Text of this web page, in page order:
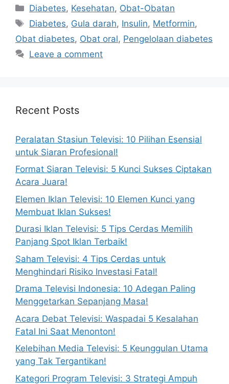
Categories
Diabetes, Kesehatan, Obat-Obatan
Tags
Diabetes, Gula darah, Insulin, Metformin,
Obat diabetes, Obat oral, Pengelolaan diabetes
Leave a comment
Recent Posts
Peralatan Stasiun Televisi: 10 Pilihan Esensial
untuk Siaran Profesional!
Format Siaran Televisi: 5 Kunci Sukses Ciptakan
Acara Juara!
Elemen Iklan Televisi: 10 Elemen Kunci yang
Membuat Iklan Sukses!
Durasi Iklan Televisi: 5 Tips Cerdas Memilih
Panjang Spot Iklan Terbaik!
Saham Televisi: 4 Tips Cerdas untuk
Menghindari Risiko Investasi Fatal!
Drama Televisi Indonesia: 10 Adegan Paling
Menggetarkan Sepanjang Masa!
Acara Debat Televisi: Waspadai 5 Kesalahan
Fatal Ini Saat Menonton!
Kelebihan Media Televisi: 5 Keunggulan Utama
yang Tak Tergantikan!
Kategori Program Televisi: 3 Strategi Ampuh